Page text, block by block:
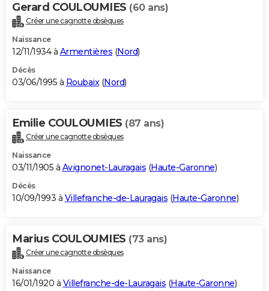
Gerard COULOUMIES (60 ans)
Créer une cagnotte obsèques
Naissance
12/11/1934 à Armentières (Nord)
Décès
03/06/1995 à Roubaix(Nord)
Emilie COULOUMIES (87 ans)
Créer une cagnotte obsèques
Naissance
03/11/1905 à Avignonet-Lauragais (Haute-Garonne)
Décès
10/09/1993 à Villefranche-de-Lauragais (Haute-Garonne)
Marius COULOUMIES (73 ans)
Créer une cagnotte obsèques
Naissance
16/01/1920 à Villefranche-de-Lauragais (Haute-Garonne)